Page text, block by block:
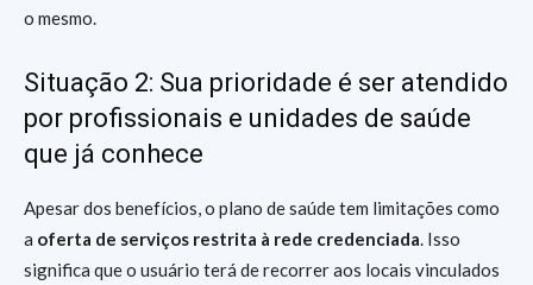
o mesmo.
Situação 2: Sua prioridade é ser atendido
por profissionais e unidades de saúde
que já conhece
Apesar dos benefícios, o plano de saúde tem limitações como
a oferta de serviços restrita à rede credenciada. Isso
significa que o usuário terá de recorrer aos locais vinculados